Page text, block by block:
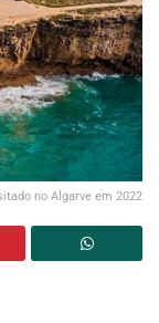
no Algarve em 2022